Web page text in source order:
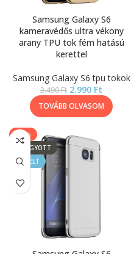
Samsung Galaxy S6
kameravédős ultra vékony
arany TPU tok fém hatású
kerettel
Samsung Galaxy S6 tpu tokok
3.490Ft 2.990 Ft
TOVÁBB OLVASOM
-14%
ELFOGYOTT
KIEMELT